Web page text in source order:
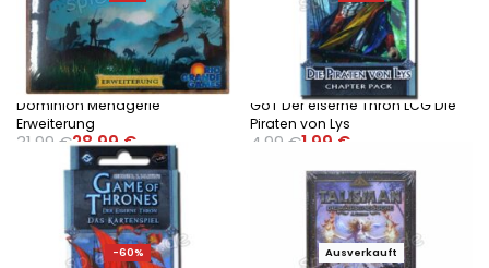
Dominion Menagerie
Erweiterung
31,99 €28,99€
Ausführung wählen
GoT Der eiserne Thron LCG Die
Piraten von Lys
4,99 €1,99 €
-60% Ausverkauft